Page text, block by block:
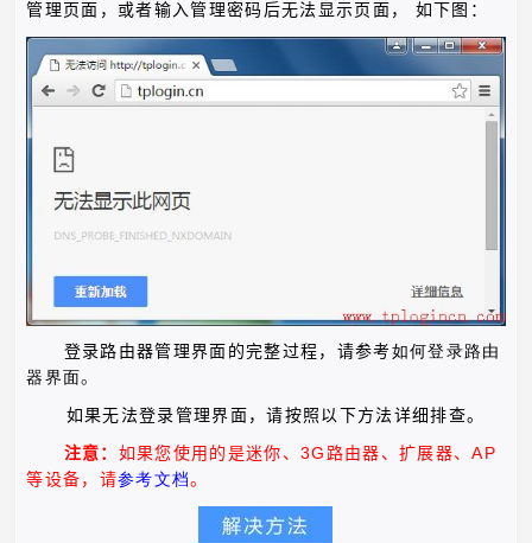
管理页面，或者输入管理密码后无法显示页面，
如下图：
登录路由器管理界面的完整过程，请参考如何登录路由
器界面。
如果无法登录管理界面，请按照以下方法详细排查。
注意： 如果您使用的是迷你、 3G 路由器、扩展器、AP
等设备，请参考文档。